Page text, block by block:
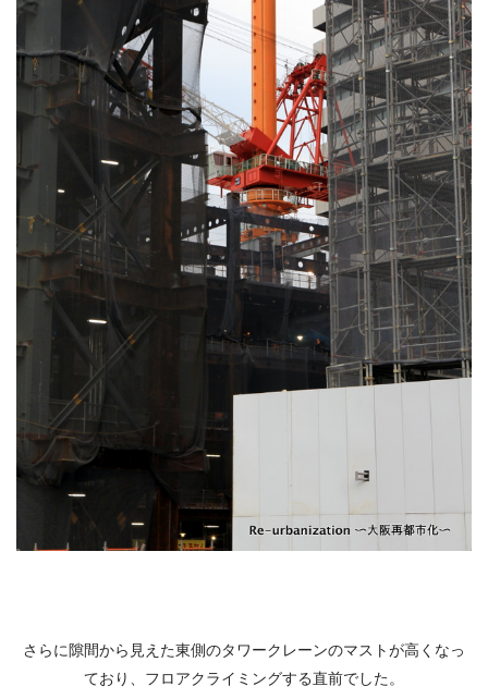
さらに隙間から見えた東側のタワークレーンのマストが高くなっ
ており、フロアクライミングする直前でした。